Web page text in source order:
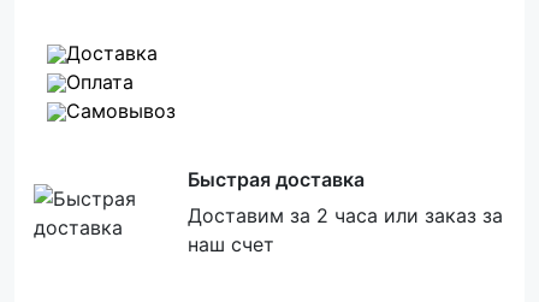
Доставка
Оплата
Самовывоз
Быстрая доставка
Доставим за 2 часа или заказ за
наш счет